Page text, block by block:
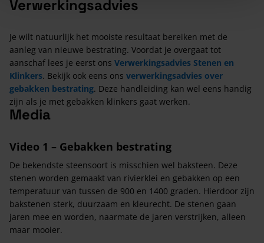
Verwerkingsadvies
Je wilt natuurlijk het mooiste resultaat bereiken met de
aanleg van nieuwe bestrating. Voordat je overgaat tot
aanschaf lees je eerst ons Verwerkingsadvies Stenen en
Klinkers. Bekijk ook eens ons verwerkingsadvies over
gebakken bestrating. Deze handleiding kan wel eens handig
zijn als je met gebakken klinkers gaat werken.
Media
Video 1 – Gebakken bestrating
De bekendste steensoort is misschien wel baksteen. Deze
stenen worden gemaakt van rivierklei en gebakken op een
temperatuur van tussen de 900 en 1400 graden. Hierdoor zijn
bakstenen sterk, duurzaam en kleurecht. De stenen gaan
jaren mee en worden, naarmate de jaren verstrijken, alleen
maar mooier.